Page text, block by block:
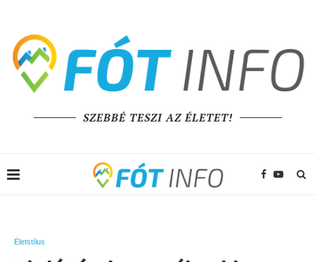
SZEBBÉ TESZI AZ ÉLETET!
Életstílus